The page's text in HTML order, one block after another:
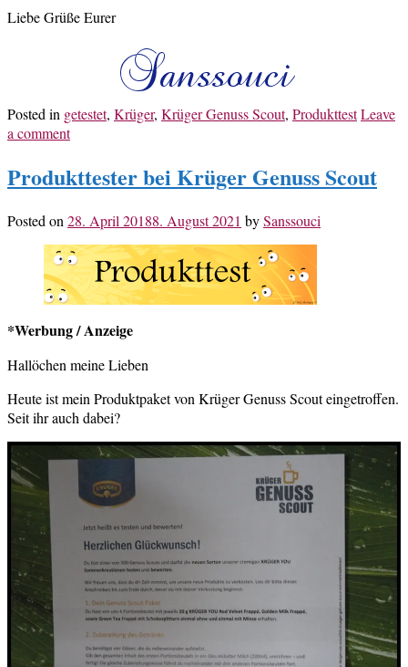
Liebe Grüße Eurer
Posted in getestet, Krüger, Krüger Genuss Scout, ProdukttestLeave
a comment
Produkttester bei Krüger Genuss Scout
Posted on 28. April 20188. August 2021 bySanssouci
*Werbung / Anzeige
Hallöchen meine Lieben
Heute ist mein Produktpaket von Krüger Genuss Scout eingetroffen.
Seit ihr auch dabei?